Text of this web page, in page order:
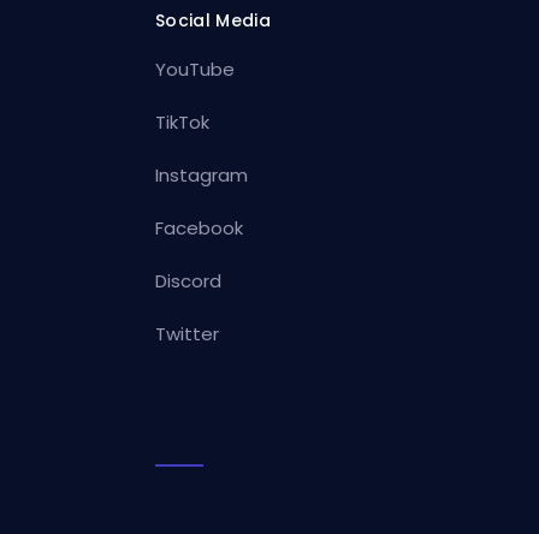
Social Media
YouTube
TikTok
Instagram
Facebook
Discord
Twitter